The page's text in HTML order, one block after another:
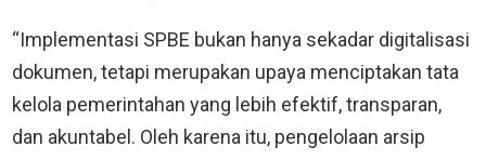
“Implementasi SPBE bukan hanya sekadar digitalisasi
dokumen, tetapi merupakan upaya menciptakan tata
kelola pemerintahan yang lebih efektif, transparan,
dan akuntabel. Oleh karena itu, pengelolaan arsip